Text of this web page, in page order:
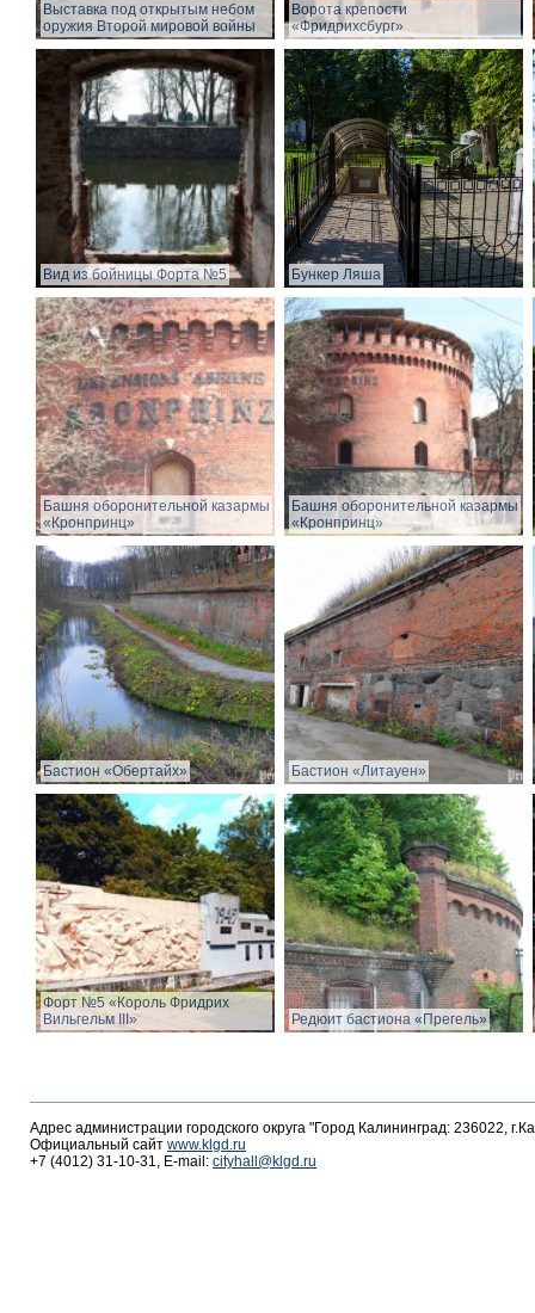
Выставка под открытым небом
оружия Второй мировой войны
Ворота крепости
«Фридрихсбург»
Вид из бойницы Форта №5 Бункер Ляша
Башня оборонительной казармы
«Кронпринц»
Башня оборонительной казармы
«Кронпринц»
Бастион «Обертайх» Бастион «Литауен»
Форт №5 «Король Фридрих
Вильгельм III»
Редюит бастиона «Прегель»
Адрес администрации городского округа "Город Калининград: 236022,
Официальный сайт www.klgd.ru
+7 (4012) 31-10-31, E-mail: cityhall@klgd.ru